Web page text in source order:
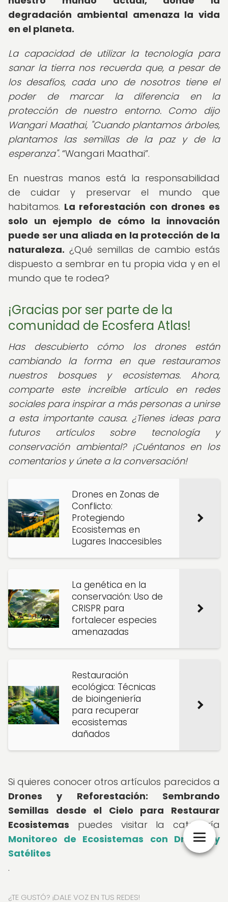
degradación ambiental amenaza la vida
en el planeta.
La capacidad de utilizar la tecnología para
sanar la tierra nos recuerda que, a pesar de
los desafíos, cada uno de nosotros tiene el
poder de marcar la diferencia en la
protección de nuestro entorno. Como dijo
Wangari Maathai, "Cuando plantamos árboles,
plantamos las semillas de la paz y de la
esperanza". Wangari Maathai .
En nuestras manos está la responsabilidad
de cuidar y preservar el mundo que
habitamos. La reforestación con drones es
solo un ejemplo de cómo la innovación
puede ser una aliada en la protección de la
naturaleza. ¿Qué semillas de cambio estás
dispuesto a sembrar en tu propia vida y en el
mundo que te rodea?
¡Gracias por ser parte de la
comunidad de Ecosfera Atlas!
Has descubierto cómo los drones están
cambiando la forma en que restauramos
nuestros bosques y ecosistemas. Ahora,
comparte este increíble artículo en redes
sociales para inspirar a más personas a unirse
a esta importante causa. ¿Tienes ideas para
futuros artículos sobre tecnología y
conservación ambiental? ¡Cuéntanos en los
comentarios y únete a la conversación!
Drones en Zonas de
Conflicto:
Protegiendo
Ecosistemas en
Lugares Inaccesibles
La genética en la
conservación: Uso de
CRISPR para
fortalecer especies
amenazadas
Restauración
ecológica: Técnicas
de bioingeniería
para recuperar
ecosistemas
dañados
Si quieres conocer otros artículos parecidos a
Drones y Reforestación: Sembrando
Semillas desde el Cielo para Restaurar
Ecosistemas puedes visitar la categoría
Monitoreo de Ecosistemas con Drones y
Satélites
.
¿TE GUSTÓ? ¡DALE VOZ EN TUS REDES!